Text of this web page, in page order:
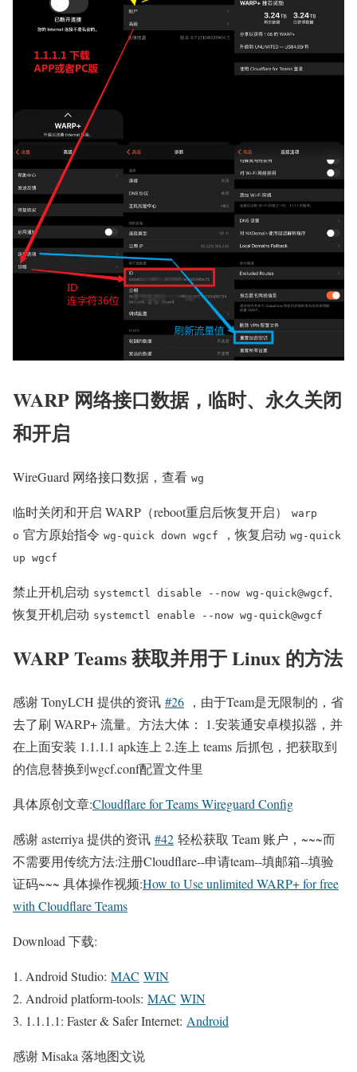
WARP 网络接口数据，临时、永久关闭
和开启
WireGuard 网络接口数据，查看 wg
临时关闭和开启 WARP（reboot重启后恢复开启）
warp
o 官方原始指令 wg-quick down wgcf ，恢复启动 wg-quick
up wgcf
禁止开机启动 systemctl disable --now wg-quick@wgcf,
恢复开机启动 systemctl enable --now wg-quick@wgcf
WARP Teams 获取并用于 Linux 的方法
感谢 TonyLCH 提供的资讯 #26 ，由于Team是无限制的，省
去了刷 WARP+ 流量。方法大体： 1.安装通安卓模拟器，并
在上面安装 1.1.1.1 apk连上 2.连上 teams 后抓包，把获取到
的信息替换到wgcf.conf配置文件里
具体原创文章:Cloudflare for Teams Wireguard Config
感谢 asterriya 提供的资讯 #42 轻松获取 Team 账户，~~~而
不需要用传统方法:注册Cloudflare--申请team--填邮箱--填验
证码~~~ 具体操作视频:How to Use unlimited WARP+ for free
with Cloudflare Teams
Download 下载:
Android Studio: MAC WIN
Android platform-tools: MAC WIN
1.1.1.1: Faster & Safer Internet: Android
感谢 Misaka 落地图文说